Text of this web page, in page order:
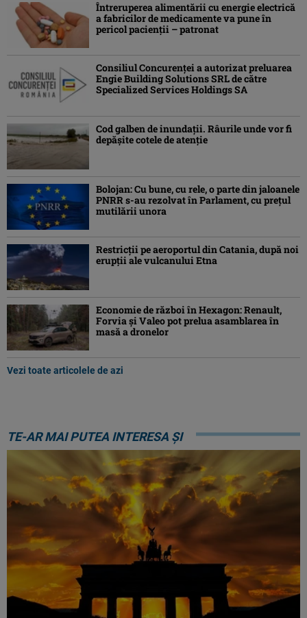
Întreruperea alimentării cu energie electrică
a fabricilor de medicamente va pune în
pericol pacienţii – patronat
Consiliul Concurenţei a autorizat preluarea
Engie Building Solutions SRL de către
Specialized Services Holdings SA
Cod galben de inundații. Râurile unde vor fi
depășite cotele de atenţie
Bolojan: Cu bune, cu rele, o parte din jaloanele
PNRR s-au rezolvat în Parlament, cu preţul
mutilării unora
Restricții pe aeroportul din Catania, după noi
erupții ale vulcanului Etna
Economie de război în Hexagon: Renault,
Forvia și Valeo pot prelua asamblarea în
masă a dronelor
Vezi toate articolele de azi
TE-AR MAI PUTEA INTERESA ȘI